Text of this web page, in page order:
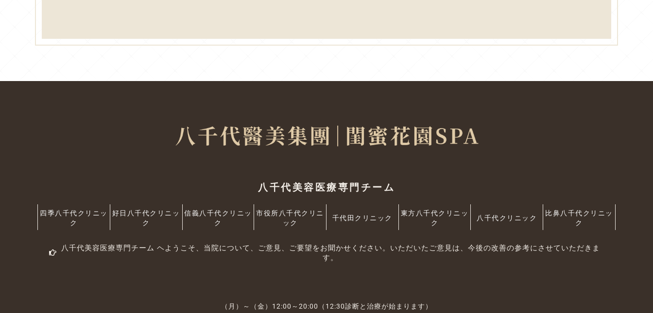
八千代美容医療専門チーム
四季八千代クリニッ
ク
好日八千代クリニッ
ク
信義八千代クリニッ
ク
市役所八千代クリニ
ック
千代田クリニック
東方八千代クリニッ
ク
八千代クリニック
比鼻八千代クリニッ
ク
八千代美容医療専門チーム ヘようこそ、当院について、ご意見、ご要望をお聞かせください。いただいたご意見は、今後の改善の参考にさせていただきま
す。
（月）～（金）12:00～20:00（12:30診断と治療が始まります）